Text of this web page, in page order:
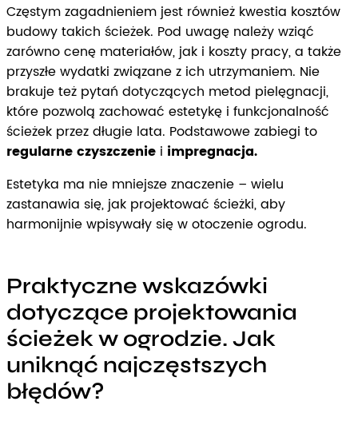
Częstym zagadnieniem jest również kwestia kosztów
budowy takich ścieżek. Pod uwagę należy wziąć
zarówno cenę materiałów, jak i koszty pracy, a także
przyszłe wydatki związane z ich utrzymaniem. Nie
brakuje też pytań dotyczących metod pielęgnacji,
które pozwolą zachować estetykę i funkcjonalność
ścieżek przez długie lata. Podstawowe zabiegi to
regularne czyszczenie i impregnacja.
Estetyka ma nie mniejsze znaczenie – wielu
zastanawia się, jak projektować ścieżki, aby
harmonijnie wpisywały się w otoczenie ogrodu.
Praktyczne wskazówki
dotyczące projektowania
ścieżek w ogrodzie. Jak
uniknąć najczęstszych
błędów?